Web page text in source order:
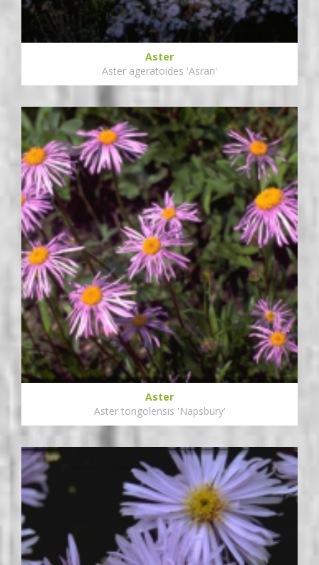
Aster
Aster ageratoides 'Asran'
Aster
Aster tongolensis 'Napsbury'